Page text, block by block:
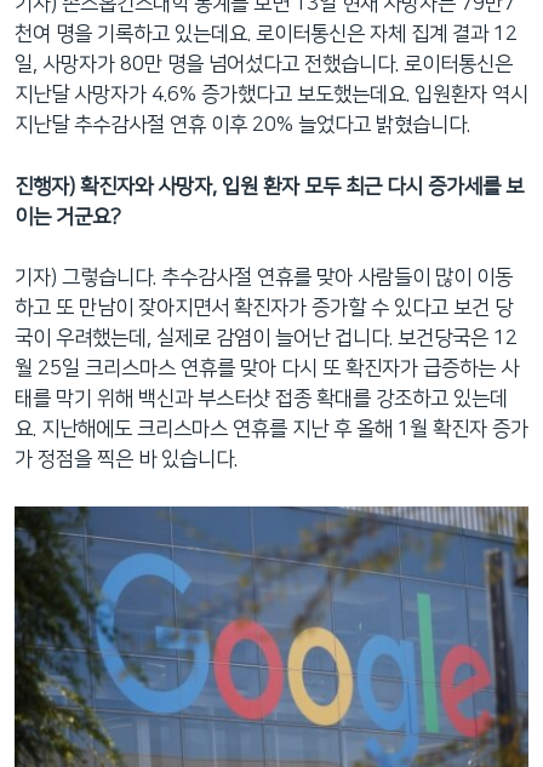
천여 명을 기록하고 있는데요. 로이터통신은 자체 집계 결과 12
일, 사망자가 80만 명을 넘어섰다고 전했습니다. 로이터통신은
지난달 사망자가 4.6% 증가했다고 보도했는데요. 입원환자 역시
지난달 추수감사절 연휴 이후 20% 늘었다고 밝혔습니다.
진행자) 확진자와 사망자, 입원 환자 모두 최근 다시 증가세를 보
이는 거군요?
기자) 그렇습니다. 추수감사절 연휴를 맞아 사람들이 많이 이동
하고 또 만남이 잦아지면서 확진자가 증가할 수 있다고 보건 당
국이 우려했는데, 실제로 감염이 늘어난 겁니다. 보건당국은 12
월 25일 크리스마스 연휴를 맞아 다시 또 확진자가 급증하는 사
태를 막기 위해 백신과 부스터샷 접종 확대를 강조하고 있는데
요. 지난해에도 크리스마스 연휴를 지난 후 올해 1월 확진자 증가
가 정점을 찍은 바 있습니다.